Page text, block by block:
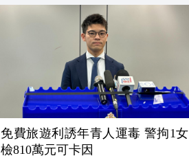
免費旅遊利誘年青人運毒 警拘1女
檢810萬元可卡因